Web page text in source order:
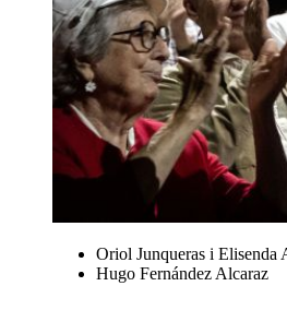
Oriol Junqueras i Elisenda
Hugo Fernández Alcaraz